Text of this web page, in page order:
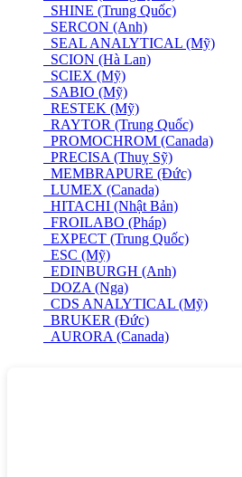
SHINE (Trung Quốc)
SERCON (Anh)
SEAL ANALYTICAL (Mỹ)
SCION (Hà Lan)
SCIEX (Mỹ)
SABIO (Mỹ)
RESTEK (Mỹ)
RAYTOR (Trung Quốc)
PROMOCHROM (Canada)
PRECISA (Thuỵ Sỹ)
MEMBRAPURE (Đức)
LUMEX (Canada)
HITACHI (Nhật Bản)
FROILABO (Pháp)
EXPECT (Trung Quốc)
ESC (Mỹ)
EDINBURGH (Anh)
DOZA (Nga)
CDS ANALYTICAL (Mỹ)
BRUKER (Đức)
AURORA (Canada)